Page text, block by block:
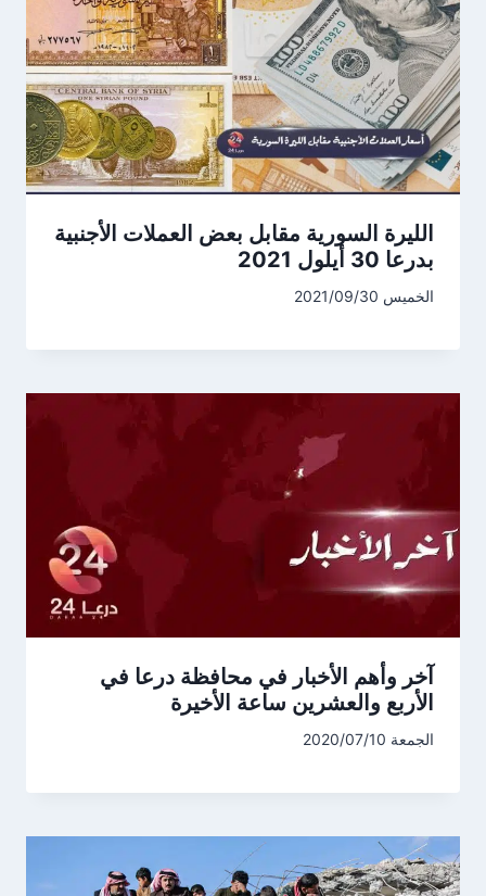
الليرة السورية مقابل بعض العملات الأجنبية
بدرعا 30 أيلول 2021
الخميس 2021/09/30
آخر وأهم الأخبار في محافظة درعا في
الأربع والعشرين ساعة الأخيرة
الجمعة 2020/07/10